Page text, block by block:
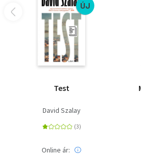
ÚJ
Test
David Szalay
Online ár: